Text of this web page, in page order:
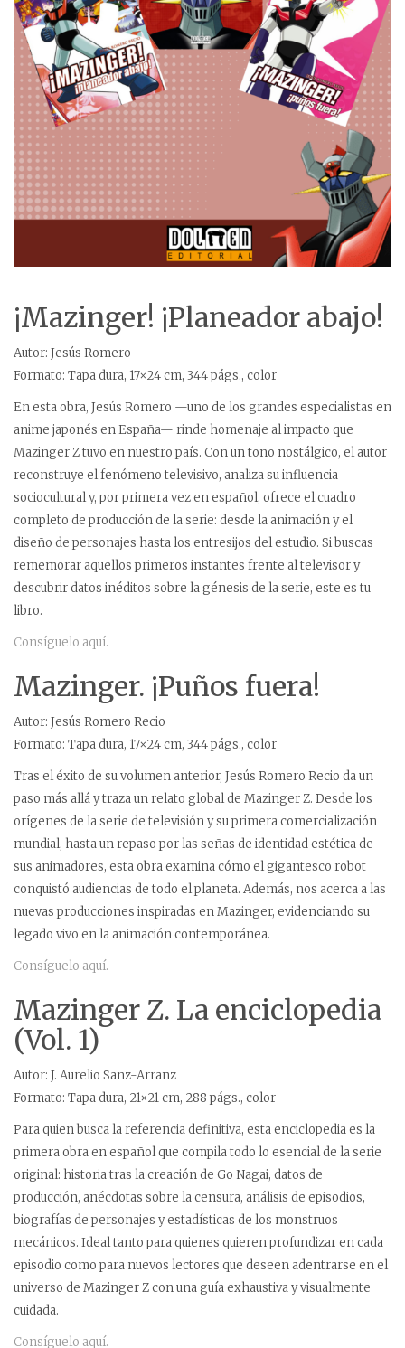
¡Mazinger! ¡Planeador abajo!
Autor: Jesús Romero
Formato: Tapa dura, 17×24 cm, 344 págs., color
En esta obra, Jesús Romero —uno de los grandes especialistas en
anime japonés en España— rinde homenaje al impacto que
Mazinger Z tuvo en nuestro país. Con un tono nostálgico, el autor
reconstruye el fenómeno televisivo, analiza su influencia
sociocultural y, por primera vez en español, ofrece el cuadro
completo de producción de la serie: desde la animación y el
diseño de personajes hasta los entresijos del estudio. Si buscas
rememorar aquellos primeros instantes frente al televisor y
descubrir datos inéditos sobre la génesis de la serie, este es tu
libro.
Consíguelo aquí.
Mazinger. ¡Puños fuera!
Autor: Jesús Romero Recio
Formato: Tapa dura, 17×24 cm, 344 págs., color
Tras el éxito de su volumen anterior, Jesús Romero Recio da un
paso más allá y traza un relato global de Mazinger Z. Desde los
orígenes de la serie de televisión y su primera comercialización
mundial, hasta un repaso por las señas de identidad estética de
sus animadores, esta obra examina cómo el gigantesco robot
conquistó audiencias de todo el planeta. Además, nos acerca a las
nuevas producciones inspiradas en Mazinger, evidenciando su
legado vivo en la animación contemporánea.
Consíguelo aquí.
Mazinger Z. La enciclopedia
(Vol. 1)
Autor: J. Aurelio Sanz-Arranz
Formato: Tapa dura, 21×21 cm, 288 págs., color
Para quien busca la referencia definitiva, esta enciclopedia es la
primera obra en español que compila todo lo esencial de la serie
original: historia tras la creación de Go Nagai, datos de
producción, anécdotas sobre la censura, análisis de episodios,
biografías de personajes y estadísticas de los monstruos
mecánicos. Ideal tanto para quienes quieren profundizar en cada
episodio como para nuevos lectores que deseen adentrarse en el
universo de Mazinger Z con una guía exhaustiva y visualmente
cuidada.
Consíguelo aquí.